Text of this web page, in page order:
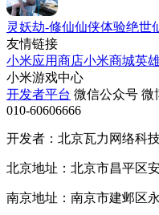
灵妖劫-修仙仙侠体验绝世
友情链接
小米应用商店小米商城英
小米游戏中心
开发者平台 微信公众号 微
010-60606666
开发者：北京瓦力网络科
北京地址：北京市昌平区
南京地址：南京市建邺区